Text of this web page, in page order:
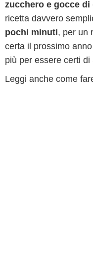
zucchero e gocce
ricetta davvero
pochi minuti, per un
certa il prossimo
più per essere certi
Leggi anche come